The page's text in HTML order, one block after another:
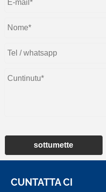
sottumette
CUNTATTA CI